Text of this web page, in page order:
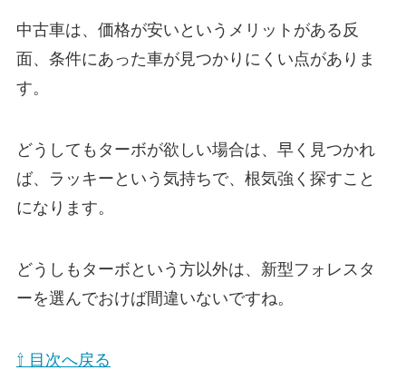
中古車は、価格が安いというメリットがある反
面、条件にあった車が見つかりにくい点がありま
す。
どうしてもターボが欲しい場合は、早く見つかれ
ば、ラッキーという気持ちで、根気強く探すこと
になります。
どうしもターボという方以外は、新型フォレスタ
ーを選んでおけば間違いないですね。
⇧ 目次へ戻る